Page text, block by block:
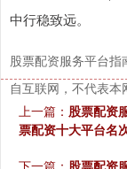
中行稳致远。
股票配资服务平台
自互联网，不代表本
上一篇： 股票配资
票配资十大平台名
下一篇： 股票配资